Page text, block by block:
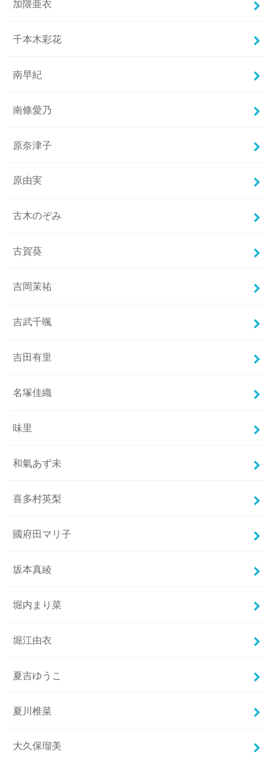
加隈亜衣
千本木彩花
南早紀
南條愛乃
原奈津子
原由実
古木のぞみ
古賀葵
吉岡茉祐
吉武千颯
吉田有里
名塚佳織
味里
和氣あず未
喜多村英梨
國府田マリ子
坂本真綾
堀内まり菜
堀江由衣
夏吉ゆうこ
夏川椎菜
大久保瑠美